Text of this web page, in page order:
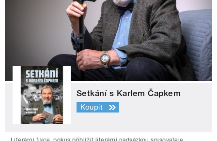
Setkání s Karlem Čapkem
Koupit